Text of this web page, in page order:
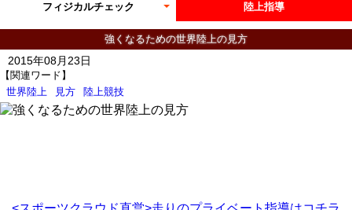
フィジカルチェック 陸上指導
強くなるための世界陸上の見方
【関連ワード】
世界陸上
見方 陸上競技
2015年08月23日